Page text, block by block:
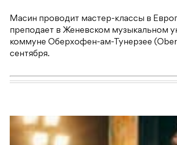
Масин проводит мастер-классы в
преподает в Женевском музыкальном
коммуне Оберхофен-ам-Тунерзее
сентября.